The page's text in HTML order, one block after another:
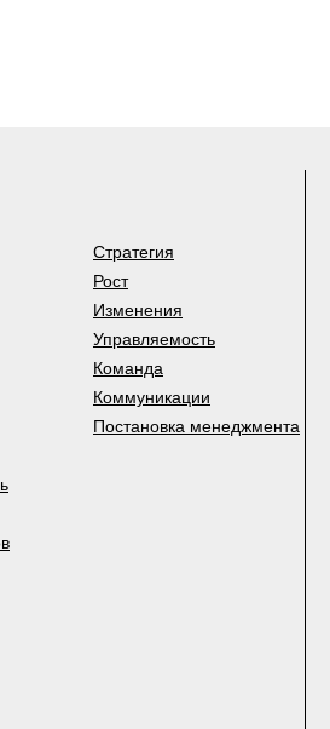
Стратегия
Рост
Изменения
Управляемость
Команда
Коммуникации
Постановка менеджмента